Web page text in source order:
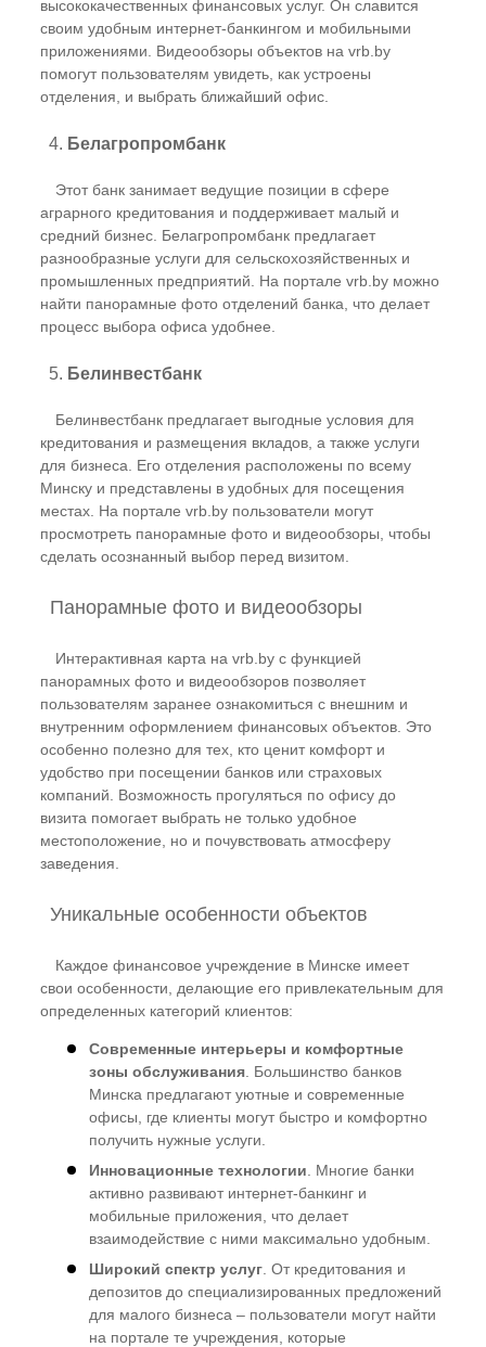
высококачественных финансовых услуг. Он славится
своим удобным интернет-банкингом и мобильными
приложениями. Видеообзоры объектов на vrb.by
помогут пользователям увидеть, как устроены
отделения, и выбрать ближайший офис.
4. Белагропромбанк
Этот банк занимает ведущие позиции в сфере
аграрного кредитования и поддерживает малый и
средний бизнес. Белагропромбанк предлагает
разнообразные услуги для сельскохозяйственных и
промышленных предприятий. На портале vrb.by можно
найти панорамные фото отделений банка, что делает
процесс выбора офиса удобнее.
5. Белинвестбанк
Белинвестбанк предлагает выгодные условия для
кредитования и размещения вкладов, а также услуги
для бизнеса. Его отделения расположены по всему
Минску и представлены в удобных для посещения
местах. На портале vrb.by пользователи могут
просмотреть панорамные фото и видеообзоры, чтобы
сделать осознанный выбор перед визитом.
Панорамные фото и видеообзоры
Интерактивная карта на vrb.by с функцией
панорамных фото и видеообзоров позволяет
пользователям заранее ознакомиться с внешним и
внутренним оформлением финансовых объектов. Это
особенно полезно для тех, кто ценит комфорт и
удобство при посещении банков или страховых
компаний. Возможность прогуляться по офису до
визита помогает выбрать не только удобное
местоположение, но и почувствовать атмосферу
заведения.
Уникальные особенности объектов
Каждое финансовое учреждение в Минске имеет
свои особенности, делающие его привлекательным для
определенных категорий клиентов:
Современные интерьеры и комфортные
зоны обслуживания . Большинство банков
Минска предлагают уютные и современные
офисы, где клиенты могут быстро и комфортно
получить нужные услуги.
Инновационные технологии . Многие банки
активно развивают интернет-банкинг и
мобильные приложения, что делает
взаимодействие с ними максимально удобным.
Широкий спектр услуг . От кредитования и
депозитов до специализированных предложений
для малого бизнеса – пользователи могут найти
на портале те учреждения, которые